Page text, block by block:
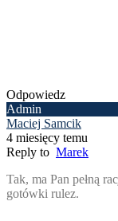
Odpowiedz
Admin
Maciej Samcik
4 miesięcy temu
Reply to Marek
Tak, ma Pan pełną
gotówki rulez.